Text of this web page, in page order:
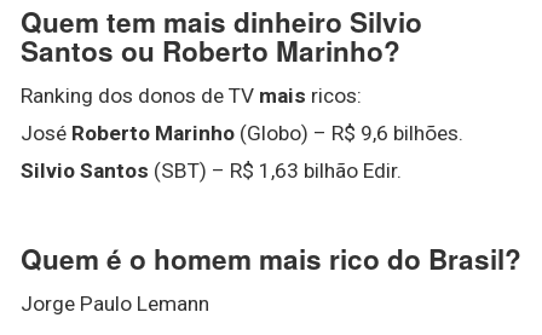
Quem tem mais dinheiro Silvio
Santos ou Roberto Marinho?
Ranking dos donos de TV mais ricos:
José Roberto Marinho (Globo) – R$ 9,6 bilhões.
Silvio Santos (SBT) – R$ 1,63 bilhão Edir.
Quem é o homem mais rico do Brasil?
Jorge Paulo Lemann